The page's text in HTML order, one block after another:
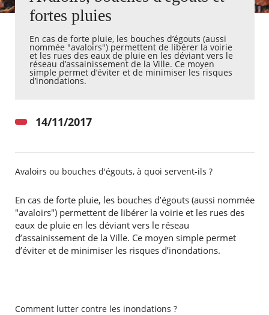
Actualités
Kiosque
Espace de services en ligne
RECHERCHER ...
fortes pluies
En cas de forte pluie, les bouches d’égouts (aussi
nommée "avaloirs") permettent de libérer la voirie
et les rues des eaux de pluie en les déviant vers le
réseau d’assainissement de la Ville. Ce moyen
simple permet d’éviter et de minimiser les risques
d’inondations.
14/11/2017
Avaloirs ou bouches d'égouts, à quoi servent-ils ?
En cas de forte pluie, les bouches d’égouts (aussi nommée
"avaloirs") permettent de libérer la voirie et les rues des
eaux de pluie en les déviant vers le réseau
d’assainissement de la Ville. Ce moyen simple permet
d’éviter et de minimiser les risques d’inondations.
Comment lutter contre les inondations ?